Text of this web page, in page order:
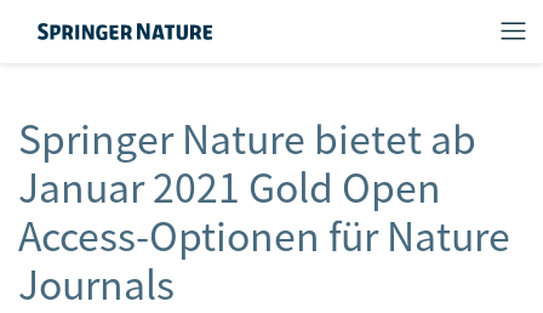
Springer Nature bietet ab
Januar 2021 Gold Open
Access-Optionen für Nature
Journals